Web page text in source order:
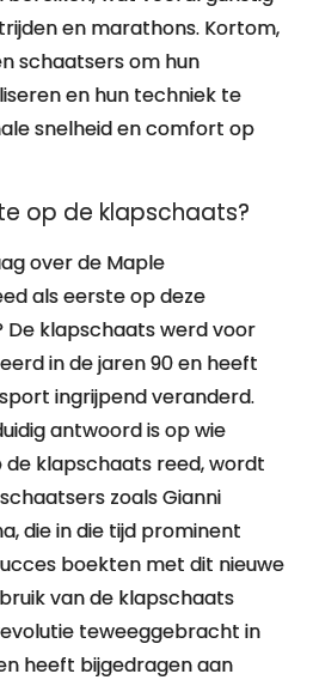
en marathons. Kortom,
schaatsers om hun
en hun techniek te
snelheid en comfort op
op de klapschaats?
over de Maple
als eerste op deze
De klapschaats werd voor
in de jaren 90 en heeft
ingrijpend veranderd.
antwoord is op wie
klapschaats reed, wordt
zoals Gianni
die in die tijd prominent
boekten met dit nieuwe
van de klapschaats
teweeggebracht in
heeft bijgedragen aan